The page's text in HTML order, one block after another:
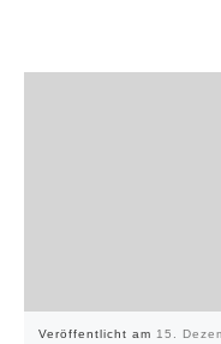
Veröffentlicht am 15.